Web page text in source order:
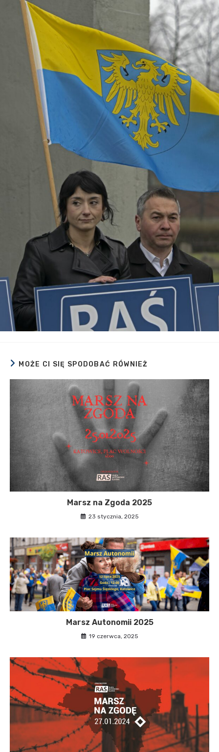
MOŻE CI SIĘ SPODOBAĆ RÓWNIEŻ
Marsz na Zgoda 2025
23 stycznia, 2025
Marsz Autonomii 2025
19 czerwca, 2025